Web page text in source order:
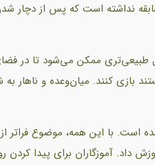
نداشته است که پس از دچار
طبیعی‌تری ممکن می‌شود تا در
بازی کنند. میان‌وعده و ناهار
با این همه، موضوع فراتر
داد. آموزگاران برای پیدا